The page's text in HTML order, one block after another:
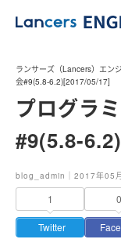
ランサーズ（Lancers）エン
会#9(5.8-6.2)[2017/05/17]
プログラ
#9(5.8-
blog_admin｜2017年05
1
Twitter
0